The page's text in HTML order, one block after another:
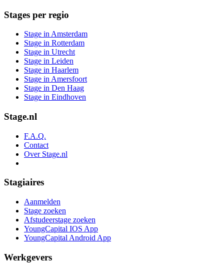
Stages per regio
Stage in Amsterdam
Stage in Rotterdam
Stage in Utrecht
Stage in Leiden
Stage in Haarlem
Stage in Amersfoort
Stage in Den Haag
Stage in Eindhoven
Stage.nl
F.A.Q.
Contact
Over Stage.nl
Stagiaires
Aanmelden
Stage zoeken
Afstudeerstage zoeken
YoungCapital IOS App
YoungCapital Android App
Werkgevers